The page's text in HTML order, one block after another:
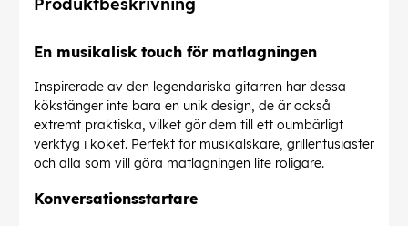
Produktbeskrivning
En musikalisk touch för matlagningen
Inspirerade av den legendariska gitarren har dessa
kökstänger inte bara en unik design, de är också
extremt praktiska, vilket gör dem till ett oumbärligt
verktyg i köket. Perfekt för musikälskare, grillentusiaster
och alla som vill göra matlagningen lite roligare.
Konversationsstartare